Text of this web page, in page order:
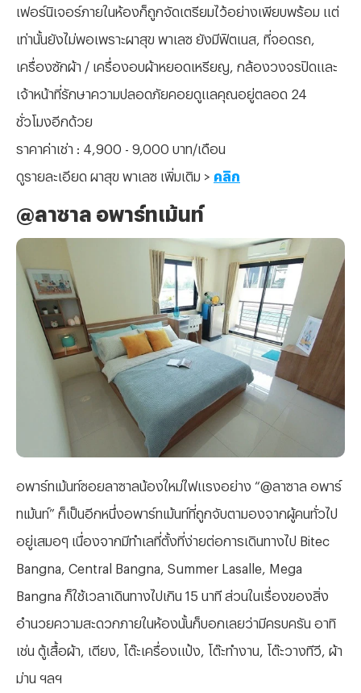
เฟอร์นิเจอร์ภายในห้องก็ถูกจัดเตรียมไว้อย่างเพียบพร้อม แต่
เท่านั้นยังไม่พอเพราะผาสุข พาเลซ ยังมีฟิตเนส, ที่จอดรถ,
เครื่องซักผ้า / เครื่องอบผ้าหยอดเหรียญ, กล้องวงจรปิดและ
เจ้าหน้าที่รักษาความปลอดภัยคอยดูแลคุณอยู่ตลอด 24
ชั่วโมงอีกด้วย
ราคาค่าเช่า : 4,900 - 9,000 บาท/เดือน
ดูรายละเอียด ผาสุข พาเลซ เพิ่มเติม > คลิก
@ลาซาล อพาร์ทเม้นท์
อพาร์ทเม้นท์ซอยลาซาลน้องใหม่ไฟแรงอย่าง “@ลาซาล อพาร์
ทเม้นท์” ก็เป็นอีกหนึ่งอพาร์ทเม้นท์ที่ถูกจับตามองจากผู้คนทั่วไป
อยู่เสมอๆ เนื่องจากมีทำเลที่ตั้งที่ง่ายต่อการเดินทางไป Bitec
Bangna, Central Bangna, Summer Lasalle, Mega
Bangna ก็ใช้เวลาเดินทางไปเกิน 15 นาที ส่วนในเรื่องของสิ่ง
อำนวยความสะดวกภายในห้องนั้นก็บอกเลยว่ามีครบครัน อาทิ
เช่น ตู้เสื้อผ้า, เตียง, โต๊ะเครื่องแป้ง, โต๊ะทำงาน, โต๊ะวางทีวี, ผ้า
ม่าน ฯลฯ